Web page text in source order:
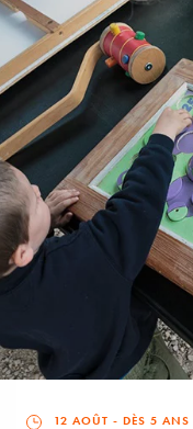
12 AOÛT - DÈS 5 ANS